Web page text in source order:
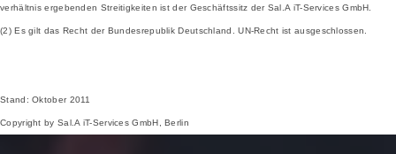
verhältnis ergebenden Streitigkeiten ist der Geschäftssitz der Sal.A iT-Services GmbH.
(2) Es gilt das Recht der Bundesrepublik Deutschland. UN-Recht ist ausgeschlossen.
Stand: Oktober 2011
Copyright by Sal.A iT-Services GmbH, Berlin